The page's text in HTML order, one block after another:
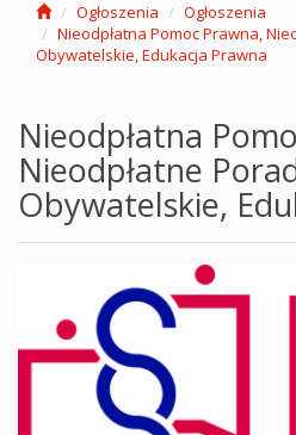
Ogłoszenia
Ogłoszenia
Nieodpłatna Pomoc Prawna,
Obywatelskie, Edukacja Prawna
Nieodpłatna
Nieodpłatne
Obywatelskie,